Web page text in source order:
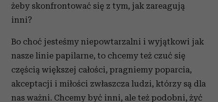
żeby skonfrontować się z tym, jak zareagują
inni?
Bo choć jesteśmy niepowtarzalni i wyjątkowi jak
nasze linie papilarne, to chcemy też czuć się
częścią większej całości, pragniemy poparcia,
akceptacji i miłości zwłaszcza ludzi, którzy są dla
nas ważni. Chcemy być inni, ale też podobni, żyć